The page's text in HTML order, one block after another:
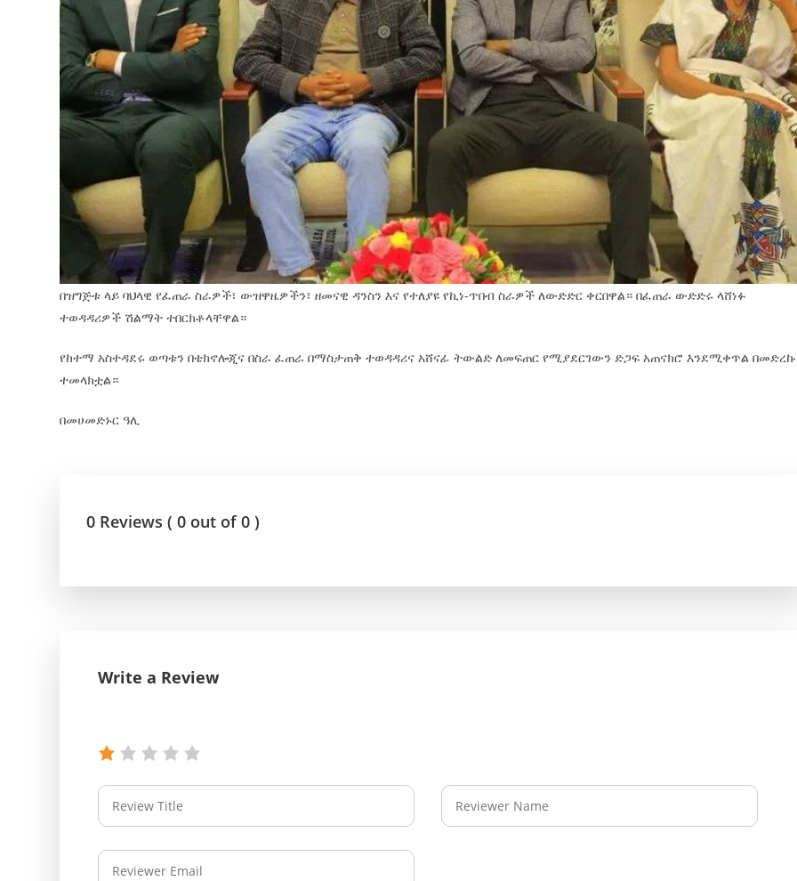
በዝግጅቱ ላይ ባህላዊ የፈጠራ ስራዎች፣ ውዝዋዜዎችን፣ ዘመናዊ ዳንስን እና የተለያዩ የኪነ-ጥበብ ስራዎች ለውድድር ቀርበዋል። በፈጠራ ውድድሩ ላሸነፉ
ተወዳዳሪዎች ሽልማት ተበርክቶላቸዋል።
የከተማ አስተዳደሩ ወጣቱን በቴክኖሎጂና በስራ ፈጠራ በማስታጠቅ ተወዳዳሪና አሸናፊ ትውልድ ለመፍጠር የሚያደርገውን ድጋፍ አጠናክሮ እንደሚቀጥል በመድረኩ
ተመላክቷል።
በመሀመድኑር ዓሊ
0 Reviews ( 0 out of 0 )
Write a Review